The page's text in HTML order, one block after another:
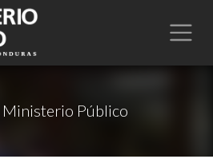
Público